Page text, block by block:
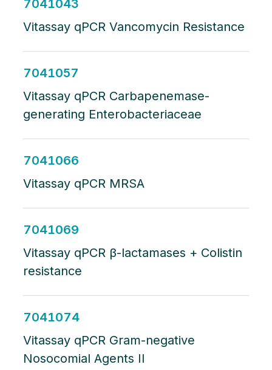
7041043
Vitassay qPCR Vancomycin Resistance
7041057
Vitassay qPCR Carbapenemase-
generating Enterobacteriaceae
7041066
Vitassay qPCR MRSA
7041069
Vitassay qPCR β-lactamases + Colistin
resistance
7041074
Vitassay qPCR Gram-negative
Nosocomial Agents II